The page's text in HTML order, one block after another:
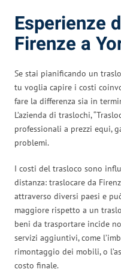
Esperienze
Firenze a
Se stai pianificando un
tu voglia capire i costi
fare la differenza sia in
L’azienda di traslochi,
professionali a prezzi equi,
problemi.
I costi del trasloco sono
distanza: traslocare da
attraverso diversi paesi e
maggiore rispetto a un
beni da trasportare incide
servizi aggiuntivi, come
rimontaggio dei mobili, o
costo finale.